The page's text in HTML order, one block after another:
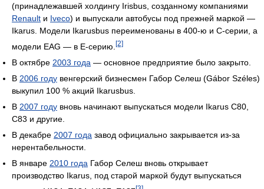
(принадлежавшей холдингу Irisbus, созданному компаниями
Renault и Iveco) и выпускали автобусы под прежней маркой —
Ikarus. Модели Ikarusbus переименованы в 400-ю и C-серии, а
модели EAG — в E-серию. [2]
В октябре 2003 года — основное предприятие было закрыто.
В 2006 году венгерский бизнесмен Габор Селеш (Gábor Széles)
выкупил 100 % акций Ikarusbus.
В 2007 году вновь начинают выпускаться модели Ikarus C80,
C83 и другие.
В декабре 2007 года завод официально закрывается из-за
нерентабельности.
В январе 2010 года Габор Селеш вновь открывает
производство Ikarus, под старой маркой будут выпускаться